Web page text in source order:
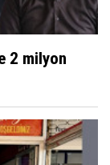
2 milyon